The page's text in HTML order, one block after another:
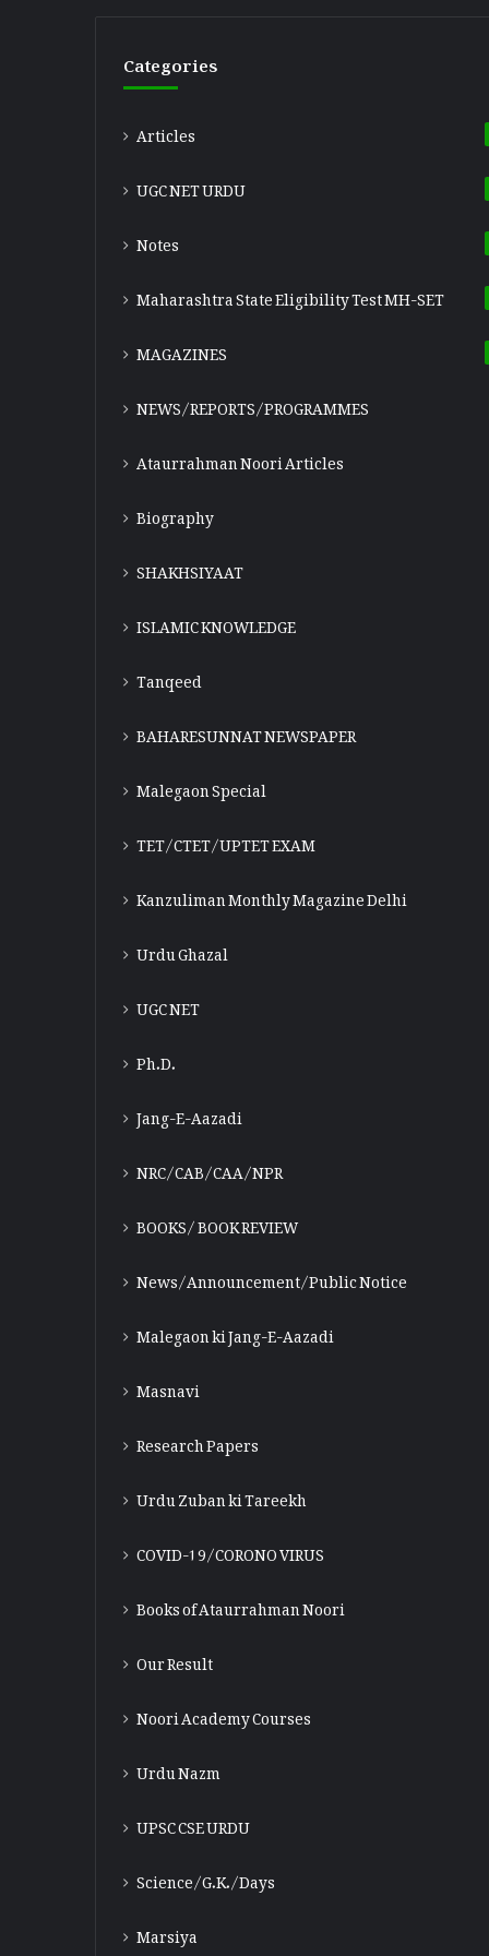
Categories
Articles
UGC NET URDU
Notes
Maharashtra State Eligibility TestMH-SET
MAGAZINES
NEWS/REPORTS/PROGRAMMES
Ataurrahman Noori Articles
Biography
SHAKHSIYAAT
ISLAMIC KNOWLEDGE
Tanqeed
BAHARESUNNAT NEWSPAPER
Malegaon Special
TET/CTET/UPTET EXAM
Kanzuliman Monthly Magazine Delhi
Urdu Ghazal
UGC NET
Ph.D.
Jang-E-Aazadi
NRC/CAB/CAA/NPR
BOOKS/ BOOK REVIEW
News/Announcement/Public Notice
Malegaon ki Jang-E-Aazadi
Masnavi
Research Papers
Urdu Zuban ki Tareekh
COVID-19/CORONO VIRUS
Books of Ataurrahman Noori
Our Result
Noori Academy Courses
Urdu Nazm
UPSC CSE URDU
Science/G.K./Days
Marsiya